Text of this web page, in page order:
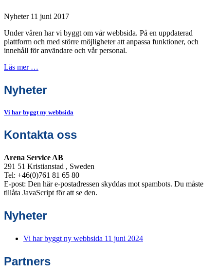
Nyheter 11 juni 2017
Under våren har vi byggt om vår webbsida. På en uppdaterad
plattform och med större möjligheter att anpassa funktioner, och
innehåll för användare och vår personal.
Läs mer …
Nyheter
Vi har byggt ny webbsida
Kontakta oss
Arena Service AB
291 51 Kristianstad , Sweden
Tel: +46(0)761 81 65 80
E-post: Den här e-postadressen skyddas mot spambots. Du måste
tillåta JavaScript för att se den.
Nyheter
Vi har byggt ny webbsida 11 juni 2024
Partners